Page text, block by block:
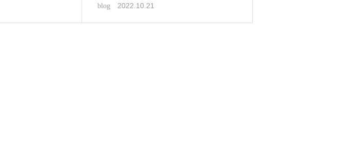
blog 2022.10.21